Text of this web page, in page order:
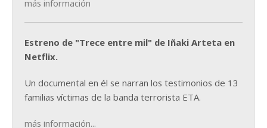
más información
Estreno de "Trece entre mil" de Iñaki Arteta en
Netflix.
Un documental en él se narran los testimonios de 13
familias víctimas de la banda terrorista ETA.
más información...